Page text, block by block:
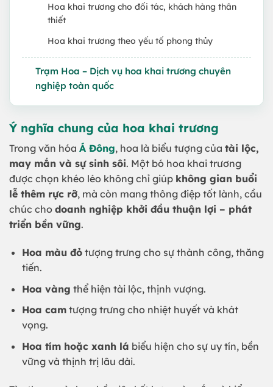
Hoa khai trương cho đối tác, khách hàng thân
thiết
Hoa khai trương theo yếu tố phong thủy
Trạm Hoa – Dịch vụ hoa khai trương chuyên
nghiệp toàn quốc
Ý nghĩa chung của hoa khai trương
Trong văn hóa Á Đông, hoa là biểu tượng của tài lộc,
may mắn và sự sinh sôi. Một bó hoa khai trương
được chọn khéo léo không chỉ giúp không gian buổi
lễ thêm rực rỡ, mà còn mang thông điệp tốt lành, cầu
chúc cho doanh nghiệp khởi đầu thuận lợi – phát
triển bền vững.
Hoa màu đỏtượng trưng cho sự thành công, thăng
tiến.
Hoa vàng thể hiện tài lộc, thịnh vượng.
Hoa camtượng trưng cho nhiệt huyết và khát
vọng.
Hoa tím hoặc xanh lá biểu hiện cho sự uy tín, bền
vững và thịnh trị lâu dài.